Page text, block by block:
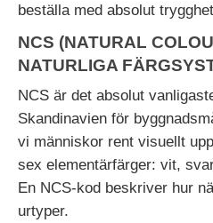
beställa med absolut
NCS (NATURAL
NATURLIGA
NCS är det absolut
Skandinavien för
vi människor rent visuellt
sex elementärfärger: vit,
En NCS-kod beskriver hur
urtyper.